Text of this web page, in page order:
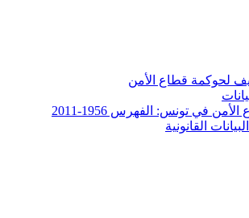
لحوكمة قطاع الأمن
في تونس: الفهرس 1956-2011
القانونية